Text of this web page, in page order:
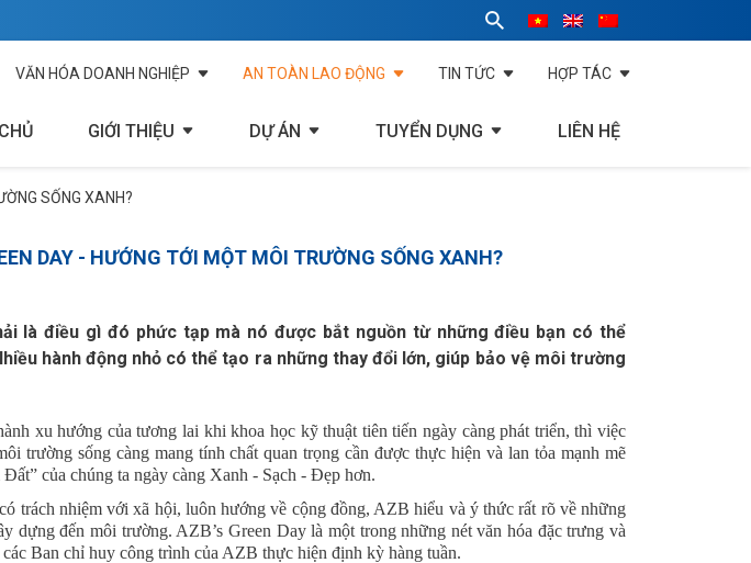
VĂN HÓA DOANH NGHIỆP AN TOÀN LAO ĐỘNG TIN TỨC HỢP TÁC
GIỚI THIỆU DỰ ÁN TUYỂN DỤNG LIÊN HỆ
SỐNG XANH?
DAY - HƯỚNG TỚI MỘT MÔI TRƯỜNG SỐNG XANH?
là điều gì đó phức tạp mà nó được bắt nguồn từ những điều bạn có thể
hành động nhỏ có thể tạo ra những thay đổi lớn, giúp bảo vệ môi trường
xu hướng của tương lai khi khoa học kỹ thuật tiên tiến ngày càng phát triển, thì việc
trường sống càng mang tính chất quan trọng cần được thực hiện và lan tỏa mạnh mẽ
của chúng ta ngày càng Xanh - Sạch - Đẹp hơn.
trách nhiệm với xã hội, luôn hướng về cộng đồng, AZB hiểu và ý thức rất rõ về những
dựng đến môi trường. AZB’s Green Day là một trong những nét văn hóa đặc trưng và
Ban chỉ huy công trình của AZB thực hiện định kỳ hàng tuần.